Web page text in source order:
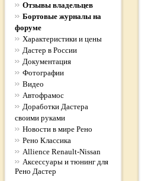
Отзывы владельцев
Бортовые журналы на
форуме
Характеристики и цены
Дастер в России
Документация
Фотографии
Видео
Автофрамос
Доработки Дастера
своими руками
Новости в мире Рено
Рено Классика
Allience Renault-Nissan
Аксессуары и тюнинг для
Рено Дастер